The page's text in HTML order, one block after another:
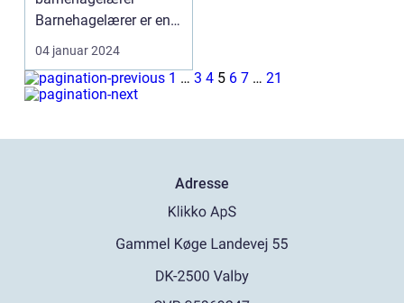
Barnehagelærer er en
yrkesgruppe som
spiller en...
04 januar 2024
1 … 3 4 5 6 7 … 21
Adresse